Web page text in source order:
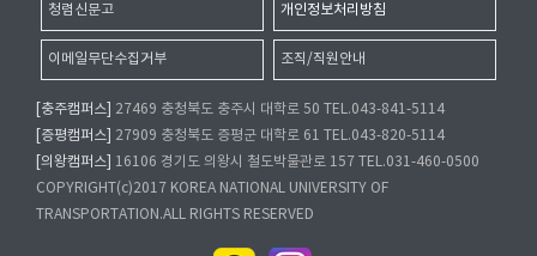
청렴신문고 개인정보처리방침
이메일무단수집거부 조직/직원안내
[충주캠퍼스]
27469 충청북도 충주시 대학로 50 TEL.043-841-5114
[증평캠퍼스]
27909 충청북도 증평군 대학로 61 TEL.043-820-5114
[의왕캠퍼스]
16106 경기도 의왕시 철도박물관로 157 TEL.031-460-0500
COPYRIGHT(c)2017 KOREA NATIONAL UNIVERSITY OF
TRANSPORTATION.ALL RIGHTS RESERVED